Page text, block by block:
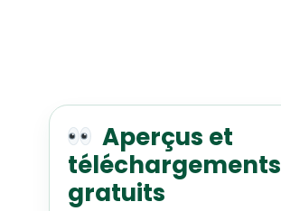
Aperçus et
téléchargements
gratuits